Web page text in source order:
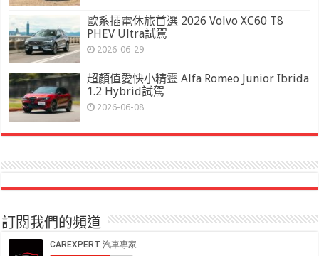
歐系插電休旅首選 2026 Volvo XC60 T8
PHEV Ultra試駕
2026-06-29
超顏值愛快小精靈 Alfa Romeo Junior Ibrida
1.2 Hybrid試駕
2026-06-08
訂閱我們的頻道